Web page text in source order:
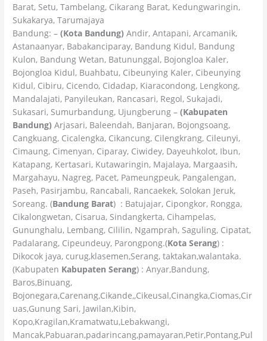
Barat, Setu, Tambelang, Cikarang Barat, Kedungwaringin,
Sukakarya, Tarumajaya
Bandung: –(Kota Bandung) Andir, Antapani, Arcamanik,
Astanaanyar, Babakanciparay, Bandung Kidul, Bandung
Kulon, Bandung Wetan, Batununggal, Bojongloa Kaler,
Bojongloa Kidul, Buahbatu, Cibeunying Kaler, Cibeunying
Kidul, Cibiru, Cicendo, Cidadap, Kiaracondong, Lengkong,
Mandalajati, Panyileukan, Rancasari, Regol, Sukajadi,
Sukasari, Sumurbandung, Ujungberung –(Kabupaten
Bandung) Arjasari, Baleendah, Banjaran, Bojongsoang,
Cangkuang, Cicalengka, Cikancung, Cilengkrang, Cileunyi,
Cimaung, Cimenyan, Ciparay, Ciwidey, Dayeuhkolot, Ibun,
Katapang, Kertasari, Kutawaringin, Majalaya, Margaasih,
Margahayu, Nagreg, Pacet, Pameungpeuk, Pangalengan,
Paseh, Pasirjambu, Rancabali, Rancaekek, Solokan Jeruk,
Soreang. (Bandung Barat) : Batujajar, Cipongkor, Rongga,
Cikalongwetan, Cisarua, Sindangkerta, Cihampelas,
Gununghalu, Lembang, Cililin, Ngamprah, Saguling, Cipatat,
Padalarang, Cipeundeuy, Parongpong.(Kota Serang) :
Dikocok jaya, curug,klasemen,Serang, taktakan,walantaka.
(Kabupaten Kabupaten Serang) : Anyar,Bandung,
Baros,Binuang,
Bojonegara,Carenang,Cikande,,Cikeusal,Cinangka,Ciomas,Cir
uas,Gunung Sari, Jawilan,Kibin,
Kopo,Kragilan,Kramatwatu,Lebakwangi,
Mancak,Pabuaran,padarincang,pamayaran,Petir,Pontang,Pul